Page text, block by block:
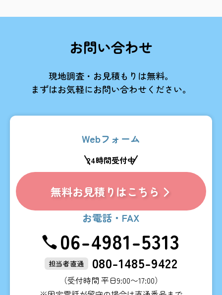
お問い合わせ
現地調査・お見積もりは無料。
まずはお気軽にお問い合わせください。
お電話・FAX
06-4981-5313
担当者直通 080-1485-9422
（受付時間 平日9:00〜17:00）
Webフォーム
24時間受付中
無料お見積りはこちら